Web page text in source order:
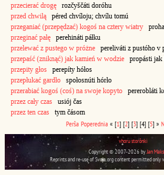
przecierać drogę rozčyščáti doróhu
przed chwilą péred chvíloju; chvílu tomú
przeganiać (przepędzać) kogoś na cztery wiatry
przeginać pałę perehináti páłku
przelewać z pustego w próżne pereliváti z pustóho v
przepaść (zniknąć) jak kamień w wodzie propásti jak
przepity głos perepíty hółos
przepłukać gardło społosnúti hórło
przerabiać kogoś (coś) na swoje kopyto pererobláti
przez cały czas usiój čas
przez ten czas tym čásom
Perša Poperednia « [1] [2] [3] [4] [5] »
vhoru storônki
Copyright © 2007-2026 byJan
Reprints and re-use of Svoja.org content permitted